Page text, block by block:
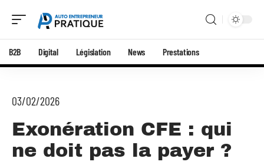
B2B Digital Législation News Prestations
03/02/2026
Exonération CFE : qui
ne doit pas la payer ?